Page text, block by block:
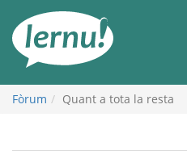
contingut
Fòrum Quant a tota la resta